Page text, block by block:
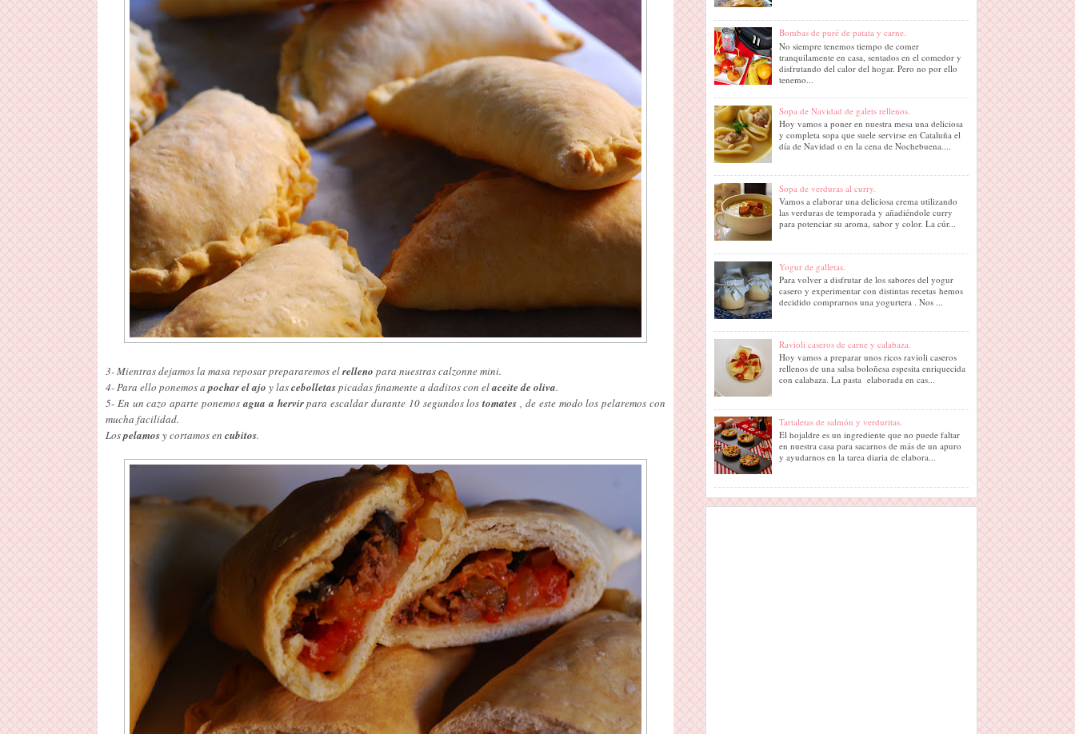
3- Mientras dejamos la masa reposar prepararemos elrelleno para nuestras calzonne mini.
4- Para ello ponemos apochar el ajo y lascebolletaspicadas finamente a daditos con elaceite de oliva.
5- En un cazo aparte ponemosagua a hervirpara escaldar durante 10 segundos lostomates , de este modo los pelaremos con
mucha facilidad.
Lospelamosy cortamos en cubitos.
Bombas de puré de patata y carne.
No siempre tenemos tiempo de comer
tranquilamente en casa, sentados en el comedor y
disfrutando del calor del hogar. Pero no por ello
tenemo...
Sopa de Navidad de galets rellenos.
Hoy vamos a poner en nuestra mesa una deliciosa
y completa sopa que suele servirse en Cataluña el
día de Navidad o en la cena de Nochebuena....
Sopa de verduras al curry.
Vamos a elaborar una deliciosa crema utilizando
las verduras de temporada y añadiéndole curry
para potenciar su aroma, sabor y color. La cúr...
Yogur de galletas.
Para volver a disfrutar de los sabores del yogur
casero y experimentar con distintas recetas hemos
decidido comprarnos una yogurtera . Nos ...
Ravioli caseros de carne y calabaza.
Hoy vamos a preparar unos ricos ravioli caseros
rellenos de una salsa boloñesa espesita enriquecida
con calabaza. La pasta elaborada en cas...
Tartaletas de salmón y verduritas.
El hojaldre es un ingrediente que no puede faltar
en nuestra casa para sacarnos de más de un apuro
y ayudarnos en la tarea diaria de elabora...